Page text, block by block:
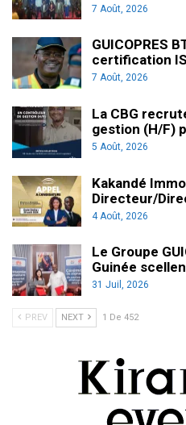
7 Août, 2026
GUICOPRES
certification
7 Août, 2026
La CBG
gestion (H/F)
5 Août, 2026
Kakandé
Directeur/
4 Août, 2026
Le Groupe
Guinée
31 Juil, 2026
PREV NEXT 1 De 452